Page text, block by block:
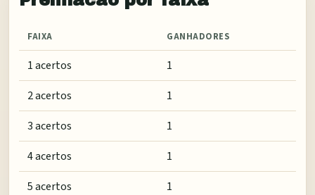
FAIXA GANHADORES
1 acertos
1
2 acertos
1
3 acertos
1
4 acertos
1
5 acertos
1